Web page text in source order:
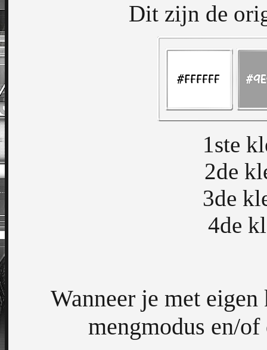
Dit zijn de
1ste
2de
3de
4de
Wanneer je met
mengmodus en/